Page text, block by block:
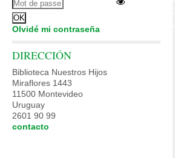
Olvidé mi contraseña
DIRECCIÓN
Biblioteca Nuestros Hijos
Miraflores 1443
11500 Montevideo
Uruguay
2601 90 99
contacto